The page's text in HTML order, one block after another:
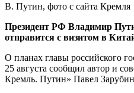
В. Путин, фото с сайта Кремля
Президент РФ Владимир
отправится с визитом в
О планах главы российского
25 августа сообщил автор и
Кремль. Путин» Павел